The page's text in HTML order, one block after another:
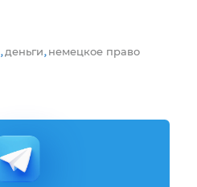
, деньги, немецкое право